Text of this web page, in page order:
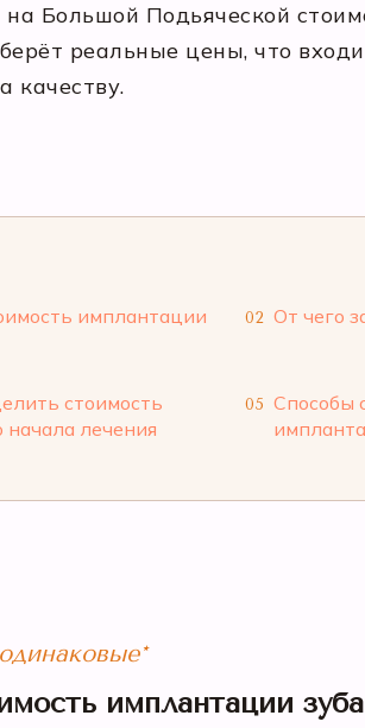
Большой Подьяческой
реальные цены, что
качеству.
имплантации
02 От чего
стоимость
лечения
05 Способы
имплантации зуба